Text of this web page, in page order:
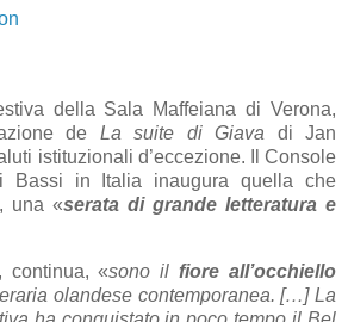
della Sala Maffeiana di Verona,
de La suite di Giava di Jan
istituzionali d’eccezione. Il Console
Bassi in Italia inaugura quella che
una «serata di grande letteratura e
continua, «sono ilfiore all’occhiello
olandese contemporanea. […] La